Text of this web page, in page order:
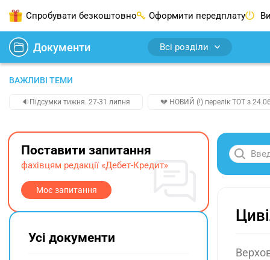
Спробувати безкоштовно Оформити передплату
Документи Всі розділи
ВАЖЛИВІ ТЕМИ
🔉Підсумки тижня. 27-31 липня 💔 НОВИЙ (!) перелік ТОТ з
Поставити запитання
фахівцям редакції «Дебет-Кредит»
Моє запитання
Усі документи